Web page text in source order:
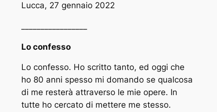
Lucca, 27 gennaio 2022
Lo confesso
Lo confesso. Ho scritto tanto, ed oggi che
ho 80 anni spesso mi domando se qualcosa
di me resterà attraverso le mie opere. In
tutte ho cercato di mettere me stesso.